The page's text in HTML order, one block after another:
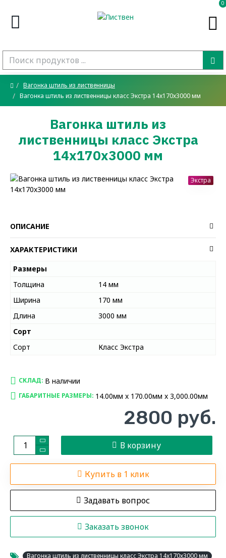
0
Вагонка штиль из лиственницы
Вагонка штиль из лиственницы класс Экстра 14x170x3000 мм
Вагонка штиль из
лиственницы класс Экстра
14x170x3000 мм
Экстра
ОПИСАНИЕ
ХАРАКТЕРИСТИКИ
Размеры
Толщина
14 мм
Ширина
170 мм
Длина
3000 мм
Сорт
Сорт
Класс Экстра
СКЛАД: В наличии
ГАБАРИТНЫЕ РАЗМЕРЫ: 14.00мм x 170.00мм x 3,000.00мм
2800 руб.
В корзину
Купить в 1 клик
Задавать вопрос
Заказать звонок
Вагонка штиль из лиственницы класс Экстра 14x170x3000 мм